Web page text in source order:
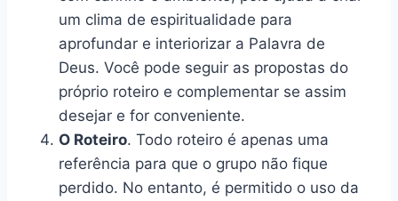
um clima de espiritualidade para
aprofundar e interiorizar a Palavra de
Deus. Você pode seguir as propostas do
próprio roteiro e complementar se assim
desejar e for conveniente.
O Roteiro. Todo roteiro é apenas uma
referência para que o grupo não fique
perdido. No entanto, é permitido o uso da